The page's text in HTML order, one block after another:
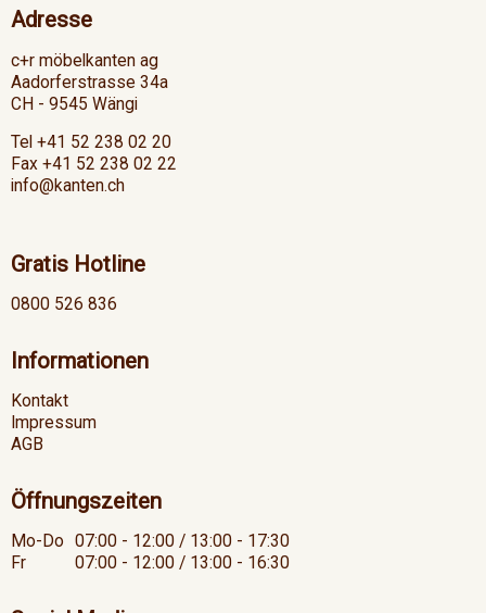
Adresse
c+r möbelkanten ag
Aadorferstrasse 34a
CH - 9545 Wängi
Tel +41 52 238 02 20
Fax +41 52 238 02 22
info@kanten.ch
Gratis Hotline
0800 526 836
Informationen
Kontakt
Impressum
AGB
Öffnungszeiten
Mo-Do
07:00 - 12:00 / 13:00 - 17:30
Fr
07:00 - 12:00 / 13:00 - 16:30